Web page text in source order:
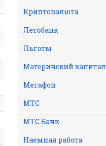
Криптовалюта
Летобанк
Льготы
Материнский капитал
Мегафон
МТС
МТС Банк
Наемная работа